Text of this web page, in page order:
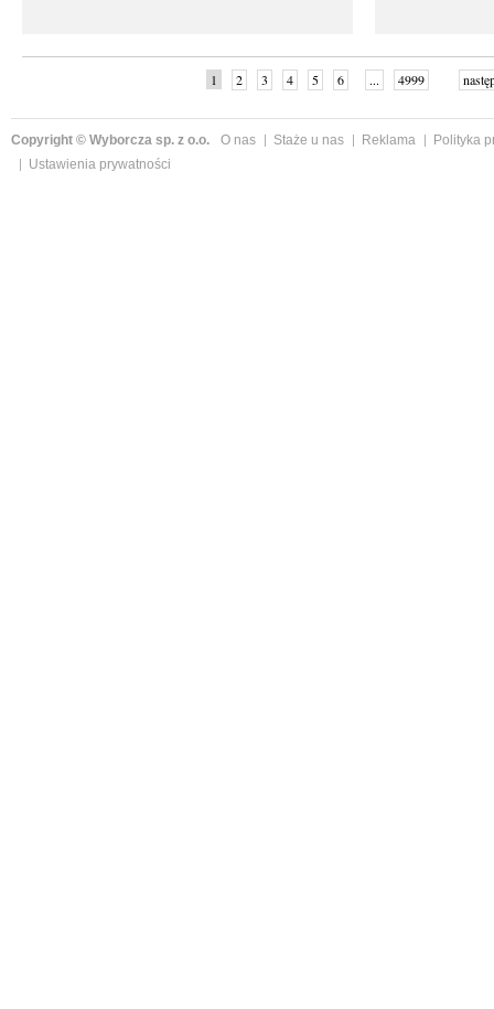
1 2 3 4 5 6 ... 4999
Copyright © Wyborcza sp. z o.o. O nas Staże u nas Reklama
Polityka
Ustawienia prywatności